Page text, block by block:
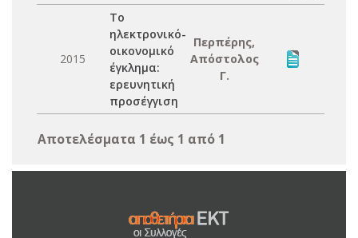
2015
Το
ηλεκτρονικό-
οικονομικό
έγκλημα:
ερευνητική
προσέγγιση
Περπέρης,
Απόστολος
Γ.
Αποτελέσματα 1 έως 1 από 1